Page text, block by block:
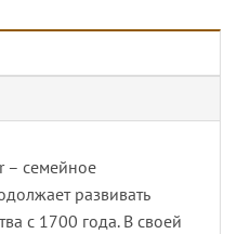
– семейное
развивать
с 1700 года. В своей